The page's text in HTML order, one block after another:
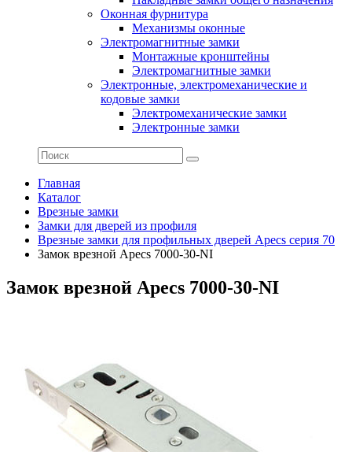
Оконная фурнитура
Механизмы оконные
Электромагнитные замки
Монтажные кронштейны
Электромагнитные замки
Электронные, электромеханические и
кодовые замки
Электромеханические замки
Электронные замки
Главная
Каталог
Врезные замки
Замки для дверей из профиля
Врезные замки для профильных дверей Apecs серия 70
Замок врезной Apecs 7000-30-NI
Замок врезной Apecs 7000-30-NI